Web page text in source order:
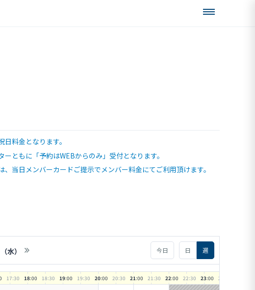
日料金となります。
ーともに「予約はWEBからのみ」受付となります。
、当日メンバーカードご提示でメンバー料金にてご利用頂けます。
（水） 今日 日 週
17:30 18:00 18:30 19:00 19:30 20:00 20:30 21:00 21 :30 22:00 22:30 23:00 23